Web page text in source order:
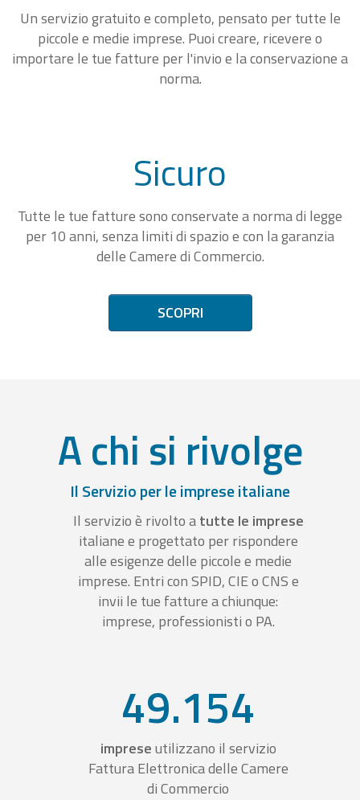
Un servizio gratuito e completo, pensato per tutte le
piccole e medie imprese. Puoi creare, ricevere o
importare le tue fatture per l'invio e la conservazione a
norma.
Sicuro
Tutte le tue fatture sono conservate a norma di legge
per 10 anni, senza limiti di spazio e con la garanzia
delle Camere di Commercio.
SCOPRI
A chi si rivolge
Il Servizio per le imprese italiane
Il servizio è rivolto atutte le imprese
italiane e progettato per rispondere
alle esigenze delle piccole e medie
imprese. Entri con SPID, CIE o CNS e
invii le tue fatture a chiunque:
imprese, professionisti o PA.
49.154
impreseutilizzano il servizio
Fattura Elettronica delle Camere
di Commercio